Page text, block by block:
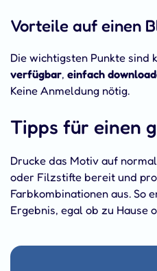
Vorteile auf einen
Die wichtigsten Punkte sind
verfügbar, einfach
Keine Anmeldung nötig.
Tipps für einen
Drucke das Motiv auf
oder Filzstifte bereit und
Farbkombinationen aus. So
Ergebnis, egal ob zu Hause